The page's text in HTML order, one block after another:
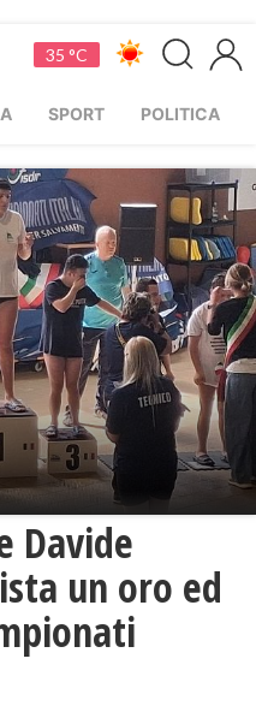
35 °C
SPORT POLITICA
Davide
un oro ed